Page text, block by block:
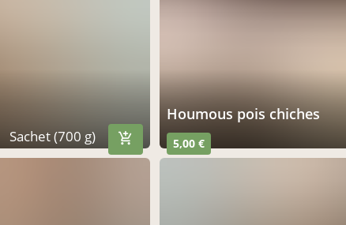
Sachet (700 g)
Houmous pois chiches
5,00 €